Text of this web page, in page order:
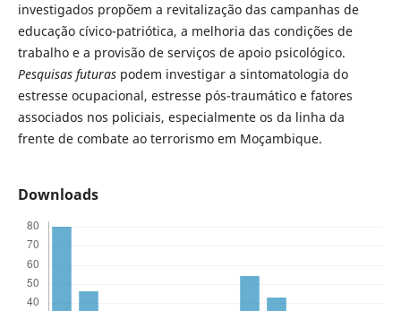
investigados propõem a revitalização das campanhas de
educação cívico-patriótica, a melhoria das condições de
trabalho e a provisão de serviços de apoio psicológico.
Pesquisas futuraspodem investigar a sintomatologia do
estresse ocupacional, estresse pós-traumático e fatores
associados nos policiais, especialmente os da linha da
frente de combate ao terrorismo em Moçambique.
Downloads